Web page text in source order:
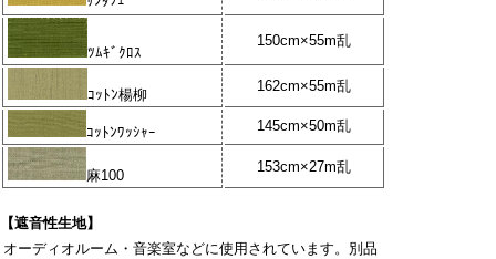
ﾂﾑｷﾞｸﾛｽ
150cm×55m乱
ｺｯﾄﾝ楊柳
162cm×55m乱
ｺｯﾄﾝﾜｯｼｬｰ 145cm×50m乱
麻100
153cm×27m乱
【遮音性生地】
オーディオルーム・音楽室などに使用されています。別品